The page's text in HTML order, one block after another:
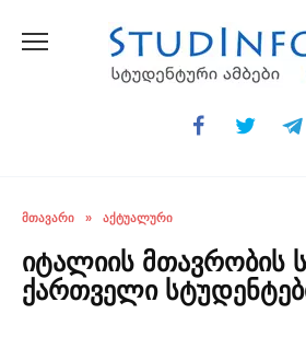
ᲛᲗᲐᲕᲐᲠᲘ » ᲐᲥᲢᲣᲐᲚᲣᲠᲘ
იტალიის მთავრობის
ქართველი